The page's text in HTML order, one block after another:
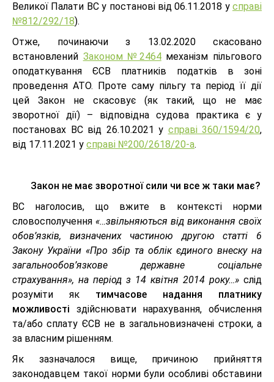
Великої Палати ВС у постанові від 06.11.2018 у справі
№812/292/18).
Отже, починаючи з 13.02.2020 скасовано
встановлений Законом №2464механізм пільгового
оподаткування ЄСВ платників податків в зоні
проведення АТО. Проте саму пільгу та період її дії
цей Закон не скасовує (як такий, що не має
зворотної дії) – відповідна судова практика є у
постановах ВС від 26.10.2021 у справі 360/1594/20,
від 17.11.2021 у справі №200/2618/20-а.
Закон не має зворотної сили чи все ж таки має?
ВС наголосив, що вжите в контексті норми
словосполучення «…звільняються від виконання своїх
обов’язків, визначених частиною другою статті 6
Закону України «Про збір та облік єдиного внеску на
загальнообов’язкове державне соціальне
страхування», на період з 14 квітня 2014 року…» слід
розуміти як тимчасове надання платнику
можливості здійснювати нарахування, обчислення
та/або сплату ЄСВ не в загальновизначені строки, а
за власним рішенням.
Як зазначалося вище, причиною прийняття
законодавцем такої норми були особливі обставини